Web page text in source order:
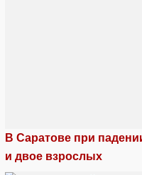
В Саратове при
и двое взрослых